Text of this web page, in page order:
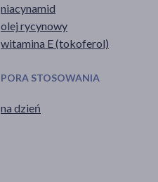
niacynamid
olej rycynowy
witamina E (tokoferol)
PORA STOSOWANIA
na dzień